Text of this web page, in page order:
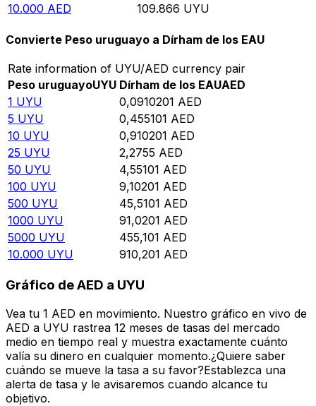
10.000 AED 109.866 UYU
Convierte Peso uruguayo a Dírham de los EAU
Rate information of UYU/AED currency pair
Peso uruguayoUYU Dírham de los EAUAED
1 UYU 0,0910201 AED
5 UYU 0,455101 AED
10 UYU 0,910201 AED
25 UYU 2,2755 AED
50 UYU 4,55101 AED
100 UYU 9,10201 AED
500 UYU 45,5101 AED
1000 UYU 91,0201 AED
5000 UYU 455,101 AED
10.000 UYU 910,201 AED
Gráfico de AED a UYU
Vea tu 1 AED en movimiento. Nuestro gráfico en vivo de
AED a UYU rastrea 12 meses de tasas del mercado
medio en tiempo real y muestra exactamente cuánto
valía su dinero en cualquier momento.¿Quiere saber
cuándo se mueve la tasa a su favor?Establezca una
alerta de tasa y le avisaremos cuando alcance tu
objetivo.